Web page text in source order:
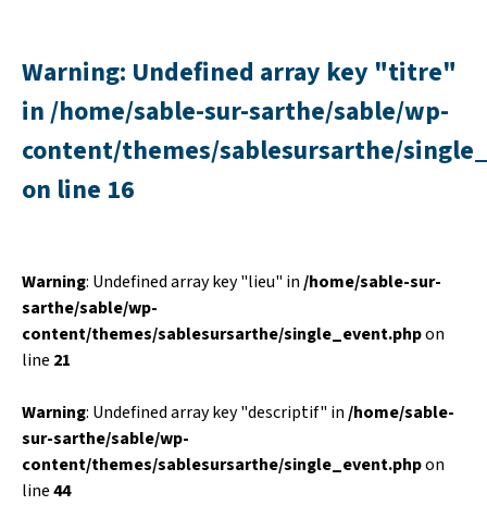
Warning: Undefined array key "titre"
in/home/sable-sur-sarthe/sable/wp-
content/themes/sablesursarthe/
on line 16
Warning: Undefined array key "lieu" in/home/sable-sur-
sarthe/sable/wp-
content/themes/sablesursarthe/single_event.phpon
line 21
Warning: Undefined array key "descriptif" in/home/sable-
sur-sarthe/sable/wp-
content/themes/sablesursarthe/single_event.phpon
line44